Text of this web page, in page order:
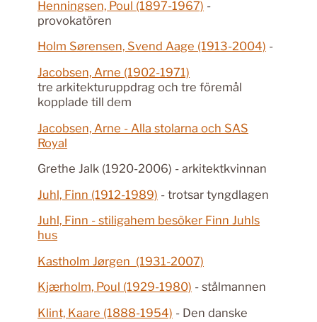
Henningsen, Poul (1897-1967) -
provokatören
Holm Sørensen, Svend Aage (1913-2004) -
Jacobsen, Arne (1902-1971)
tre arkitekturuppdrag och tre föremål
kopplade till dem
Jacobsen, Arne - Alla stolarna och SAS
Royal
Grethe Jalk (1920-2006) - arkitektkvinnan
Juhl, Finn (1912-1989) - trotsar tyngdlagen
Juhl, Finn - stiligahem besöker Finn Juhls
hus
Kastholm Jørgen (1931-2007)
Kjærholm, Poul (1929-1980) - stålmannen
Klint, Kaare (1888-1954) - Den danske